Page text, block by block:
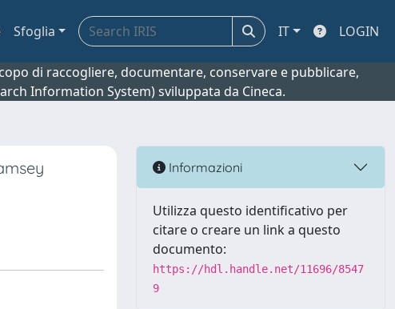
Sfoglia IT LOGIN
di raccogliere, documentare, conservare e pubblicare,
Information System) sviluppata da Cineca.
Informazioni
Utilizza questo identificativo per
citare o creare un link a questo
documento:
https://hdl.handle.net/11696/8547
9